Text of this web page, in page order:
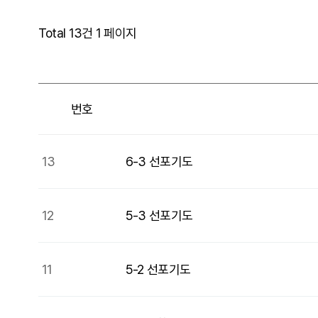
Total 13건 1 페이지
번호
13 6-3 선포기도
12 5-3 선포기도
11 5-2 선포기도